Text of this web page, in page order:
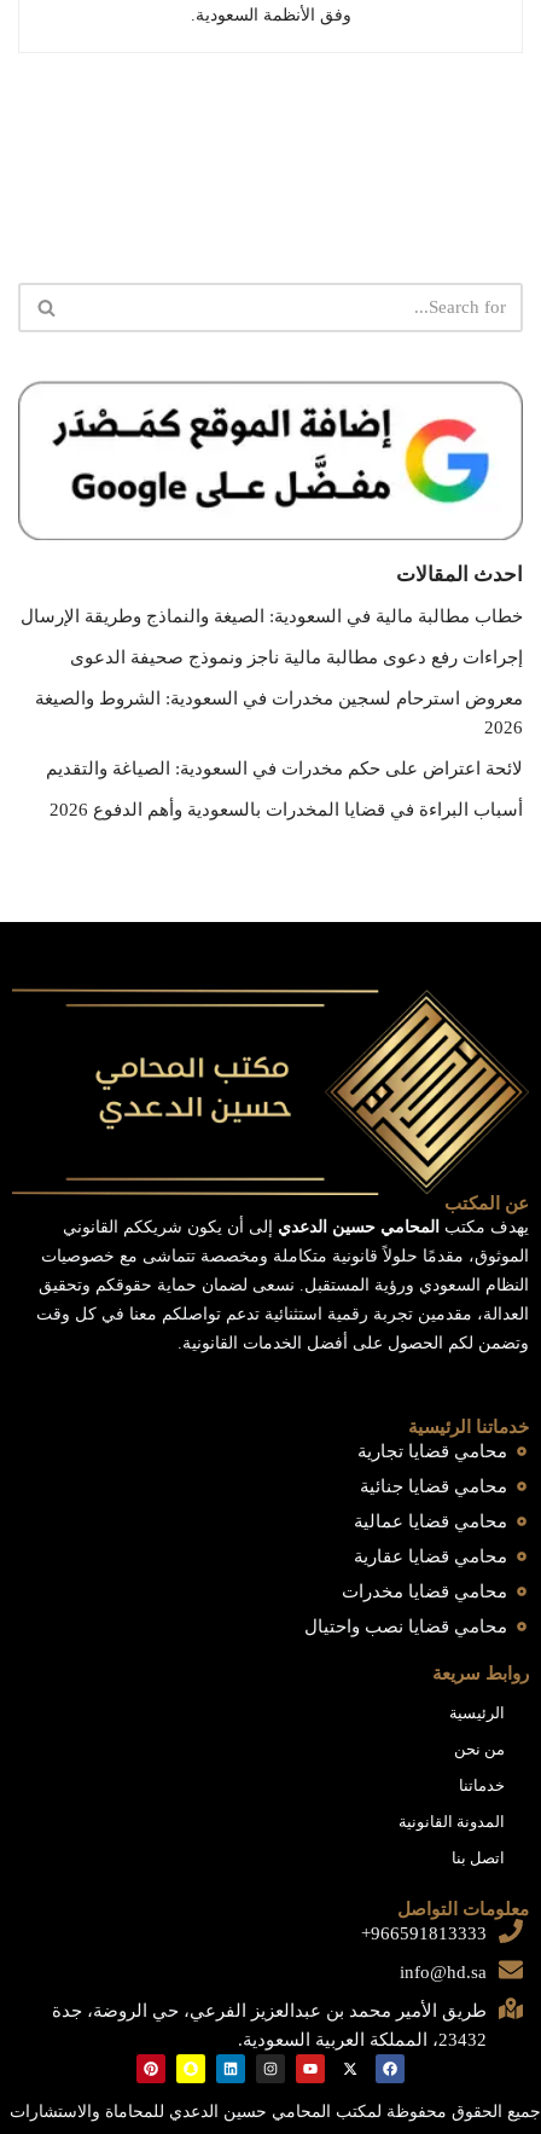
وفق الأنظمة السعودية.
احدث المقالات
خطاب مطالبة مالية في السعودية: الصيغة والنماذج وطريقة الإرسال
إجراءات رفع دعوى مطالبة مالية ناجز ونموذج صحيفة الدعوى
معروض استرحام لسجين مخدرات في السعودية: الشروط والصيغة
2026
لائحة اعتراض على حكم مخدرات في السعودية: الصياغة والتقديم
أسباب البراءة في قضايا المخدرات بالسعودية وأهم الدفوع 2026
عن المكتب
يهدف مكتب المحامي حسين الدعدي إلى أن يكون شريككم القانوني
الموثوق، مقدمًا حلولاً قانونية متكاملة ومخصصة تتماشى مع خصوصيات
النظام السعودي ورؤية المستقبل. نسعى لضمان حماية حقوقكم وتحقيق
العدالة، مقدمين تجربة رقمية استثنائية تدعم تواصلكم معنا في كل وقت
وتضمن لكم الحصول على أفضل الخدمات القانونية.
خدماتنا الرئيسية
محامي قضايا تجارية
محامي قضايا جنائية
محامي قضايا عمالية
محامي قضايا عقارية
محامي قضايا مخدرات
محامي قضايا نصب واحتيال
روابط سريعة
الرئيسية
من نحن
خدماتنا
المدونة القانونية
اتصل بنا
معلومات التواصل
966591813333+
info@hd.sa
طريق الأمير محمد بن عبدالعزيز الفرعي، حي الروضة، جدة
23432، المملكة العربية السعودية.
جميع الحقوق محفوظة لمكتب المحامي حسين الدعدي للمحاماة والاستشارات